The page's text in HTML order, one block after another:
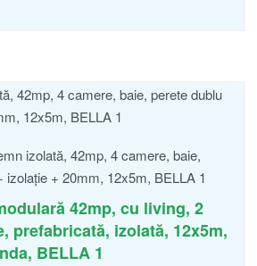
42mp, cu living, 2
prefabricată, izolată, 12x5m,
BELLA 1